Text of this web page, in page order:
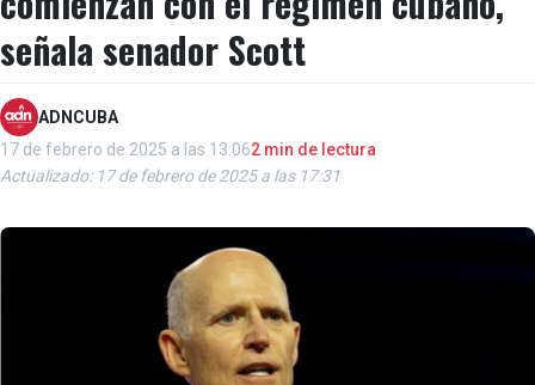
señala senador Scott
ADNCUBA
17 de febrero de 2025 a las 13:062 min de lectura
Actualizado: 17 de febrero de 2025 a las 17:31